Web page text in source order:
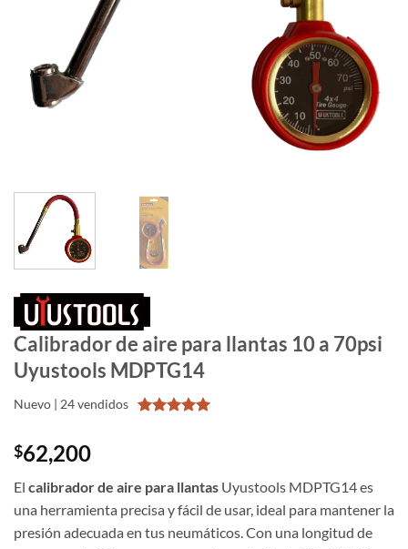
Calibrador de aire para llantas 10 a 70psi
Uyustools MDPTG14
Nuevo | 24 vendidos
$62,200
El calibrador de aire para llantas Uyustools MDPTG14 es
una herramienta precisa y fácil de usar, ideal para mantener la
presión adecuada en tus neumáticos. Con una longitud de